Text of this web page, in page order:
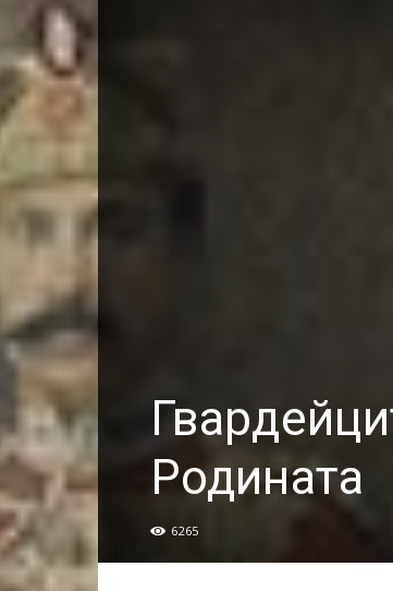
Родината
6265